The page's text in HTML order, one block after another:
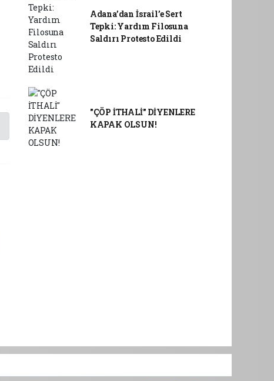
Adana’dan İsrail’e Sert
Tepki: Yardım Filosuna
Saldırı Protesto Edildi
"ÇÖP İTHALİ" DİYENLERE
KAPAK OLSUN!